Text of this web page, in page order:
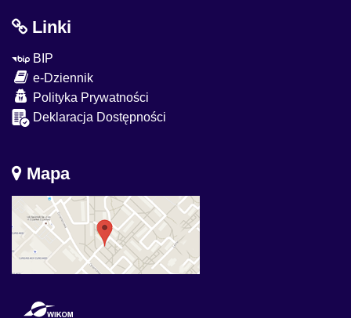
Linki
BIP
e-Dziennik
Polityka Prywatności
Deklaracja Dostępności
Mapa